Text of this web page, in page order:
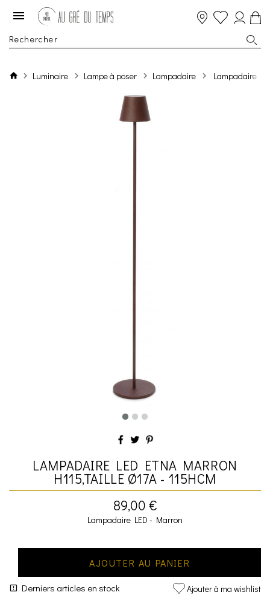
Luminaire Lampe à poser Lampadaire Lampadaire
LAMPADAIRE LED ETNA MARRON
H115,TAILLE Ø17A - 115HCM
89,00 €
Lampadaire LED - Marron
AJOUTER AU PANIER
Derniers articles en stock Ajouter à ma wishlist